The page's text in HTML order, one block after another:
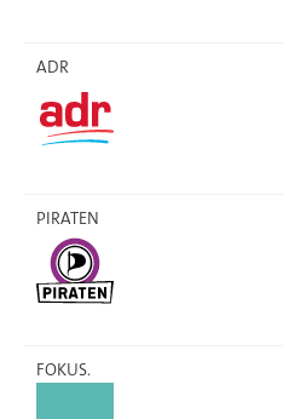
ADR
PIRATEN
FOKUS.